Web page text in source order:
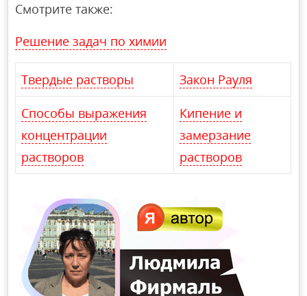
Смотрите также:
Решение задач по химии
Твердые растворы Закон Рауля
Способы выражения
концентрации
растворов
Кипение и
замерзание
растворов